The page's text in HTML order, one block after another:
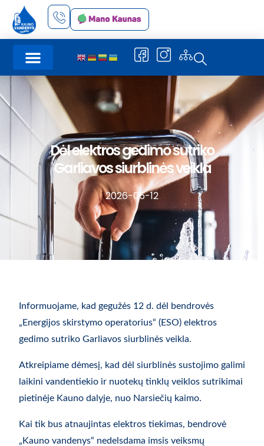
Dėl elektros gedimo sutriko
Garliavos siurblinės veikla
2026-05-12
Informuojame, kad gegužės 12 d. dėl bendrovės
„Energijos skirstymo operatorius“ (ESO) elektros
gedimo sutriko Garliavos siurblinės veikla.
Atkreipiame dėmesį, kad dėl siurblinės sustojimo galimi
laikini vandentiekio ir nuotekų tinklų veiklos sutrikimai
pietinėje Kauno dalyje, nuo Narsiečių kaimo.
Kai tik bus atnaujintas elektros tiekimas, bendrovė
„Kauno vandenys“ nedelsdama imsis veiksmų